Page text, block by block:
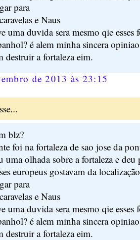
para
e Naus
uma duvida sera mesmo qie esses
é alem minha sincera
destruir a fortaleza eim.
de 2013 às 23:15
blz?
foi na fortaleza de sao jose da
uma olhada sobre a fortaleza e deu
europeus gostavam da
para
e Naus
uma duvida sera mesmo qie esses
é alem minha sincera
destruir a fortaleza eim.